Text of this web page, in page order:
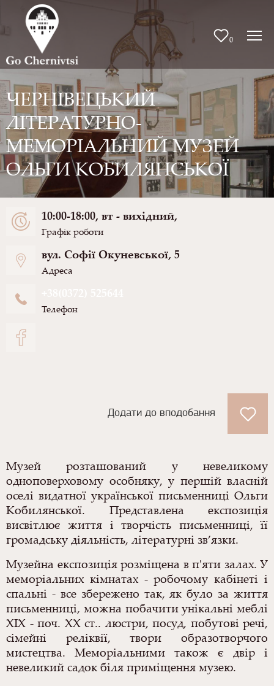
0
ЧЕРНІВЕЦЬКИЙ
ЛІТЕРАТУРНО-
МЕМОРІАЛЬНИЙ МУЗЕЙ
ОЛЬГИ КОБИЛЯНСЬКОЇ
Графік роботи
10:00-18:00, вт - вихідний,
Адреса
вул. Софії Окуневської, 5
Телефон
Додати до вподобання
Музей розташований у невеликому
одноповерховому особняку, у першій власній
оселі видатної української письменниці Ольги
Кобилянської. Представлена експозиція
висвітлює життя і творчість письменниці, її
громадську діяльність, літературні зв’язки.
Музейна експозиція розміщена в п'яти залах. У
меморіальних кімнатах - робочому кабінеті і
спальні - все збережено так, як було за життя
письменниці, можна побачити унікальні меблі
XIX - поч. XX ст.. люстри, посуд, побутові речі,
сімейні реліквії, твори образотворчого
мистецтва. Меморіальними також є двір і
невеликий садок біля приміщення музею.